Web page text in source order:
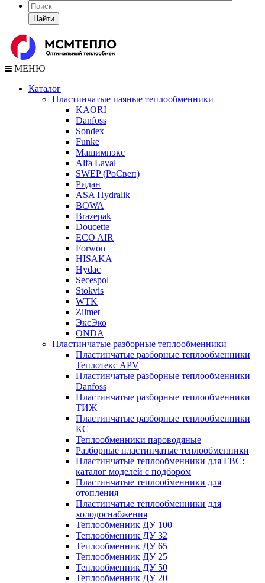
Найти
МЕНЮ
Каталог
Пластинчатые паяные теплообменники
KAORI
Danfoss
Sondex
Funke
Машимпэкс
Alfa Laval
SWEP (РоСвеп)
Ридан
ASA Hydralik
BOWA
Brazepak
Doucette
ECO AIR
Forwon
HISAKA
Hydac
Secespol
Stokvis
WTK
Zilmet
ЭксЭко
ONDA
Пластинчатые разборные теплообменники
Пластинчатые разборные теплообменники
Теплотекс APV
Пластинчатые разборные теплообменники
Danfoss
Пластинчатые разборные теплообменники
ТИЖ
Пластинчатые разборные теплообменники
КC
Теплообменники пароводяные
Разборные пластинчатые теплообменники
Пластинчатые теплообменники для ГВС:
каталог моделей с подбором
Пластинчатые теплообменники для
отопления
Пластинчатые теплообменники для
холодоснабжения
Теплообменник ДУ 100
Теплообменник ДУ 32
Теплообменник ДУ 65
Теплообменник ДУ 25
Теплообменник ДУ 50
Теплообменник ДУ 20